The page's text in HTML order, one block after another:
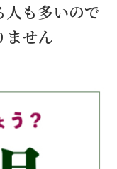
人も多いので
ません